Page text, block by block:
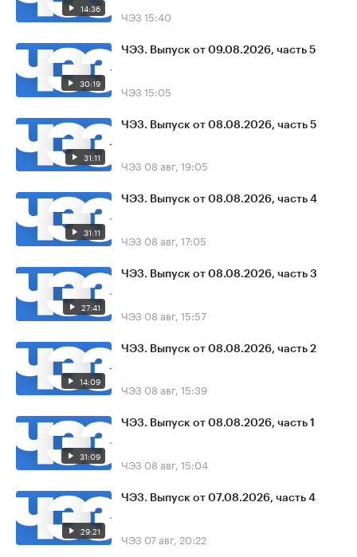
14:36 ЧЭЗ 15:40
30:19
ЧЭЗ. Выпуск от 09.08.2026, часть 5
ЧЭЗ 15:05
31:11
ЧЭЗ. Выпуск от 08.08.2026, часть 5
ЧЭЗ 08 авг, 19:05
31:11
ЧЭЗ. Выпуск от 08.08.2026, часть 4
ЧЭЗ 08 авг, 17:05
27:41
ЧЭЗ. Выпуск от 08.08.2026, часть 3
ЧЭЗ 08 авг, 15:57
14:09
ЧЭЗ. Выпуск от 08.08.2026, часть 2
ЧЭЗ 08 авг, 15:39
31:09
ЧЭЗ. Выпуск от 08.08.2026, часть 1
ЧЭЗ 08 авг, 15:04
29:21
ЧЭЗ. Выпуск от 07.08.2026, часть 4
ЧЭЗ 07 авг, 20:22